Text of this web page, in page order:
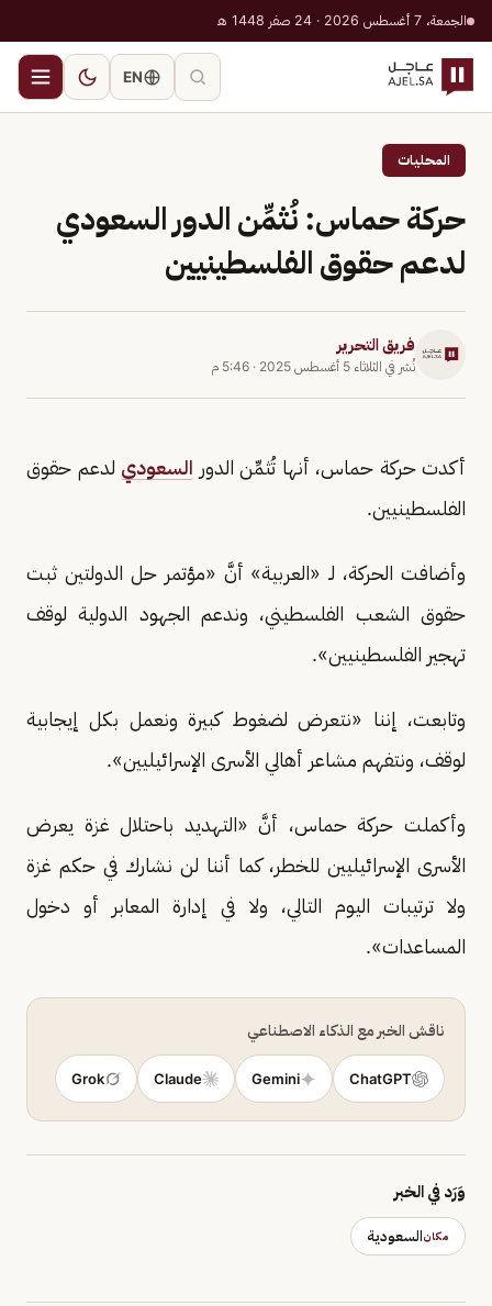
الجمعة، 7 أغسطس 2026 · 24 صفر 1448 هـ
EN
المحليات
حركة حماس: نُثمِّن الدور السعودي
لدعم حقوق الفلسطينيين
فريق التحرير
نُشر في الثلاثاء 5 أغسطس 2025 · 5:46 م
أكدت حركة حماس، أنها تُثمِّن الدور السعودي لدعم حقوق
الفلسطينيين.
وأضافت الحركة، لـ «العربية» أنَّ «مؤتمر حل الدولتين ثبت
حقوق الشعب الفلسطيني، وندعم الجهود الدولية لوقف
تهجير الفلسطينيين».
وتابعت، إننا «نتعرض لضغوط كبيرة ونعمل بكل إيجابية
لوقف، ونتفهم مشاعر أهالي الأسرى الإسرائيليين».
وأكملت حركة حماس، أنَّ «التهديد باحتلال غزة يعرض
الأسرى الإسرائيليين للخطر، كما أننا لن نشارك في حكم غزة
ولا ترتيبات اليوم التالي، ولا في إدارة المعابر أو دخول
المساعدات».
ناقش الخبر مع الذكاء الاصطناعي
ChatGPT
Gemini
Claude
Grok
وَرَد في الخبر
مكانالسعودية